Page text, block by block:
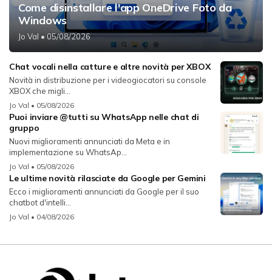
Come disinstallare l'app OneDrive Foto da
Windows
Jo Val • 05/08/2026
Chat vocali nella catture e altre novità per XBOX
Novità in distribuzione per i videogiocatori su console
XBOX che migli...
Jo Val • 05/08/2026
Puoi inviare @tutti su WhatsApp nelle chat di
gruppo
Nuovi miglioramenti annunciati da Meta e in
implementazione su WhatsAp...
Jo Val • 05/08/2026
Le ultime novità rilasciate da Google per Gemini
Ecco i miglioramenti annunciati da Google per il suo
chatbot d'intelli...
Jo Val • 04/08/2026